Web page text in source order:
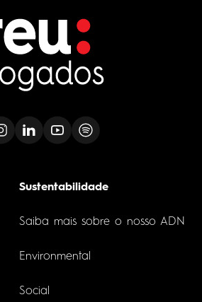
Sustentabilidade
Saiba mais sobre o nosso ADN
Environmental
Social